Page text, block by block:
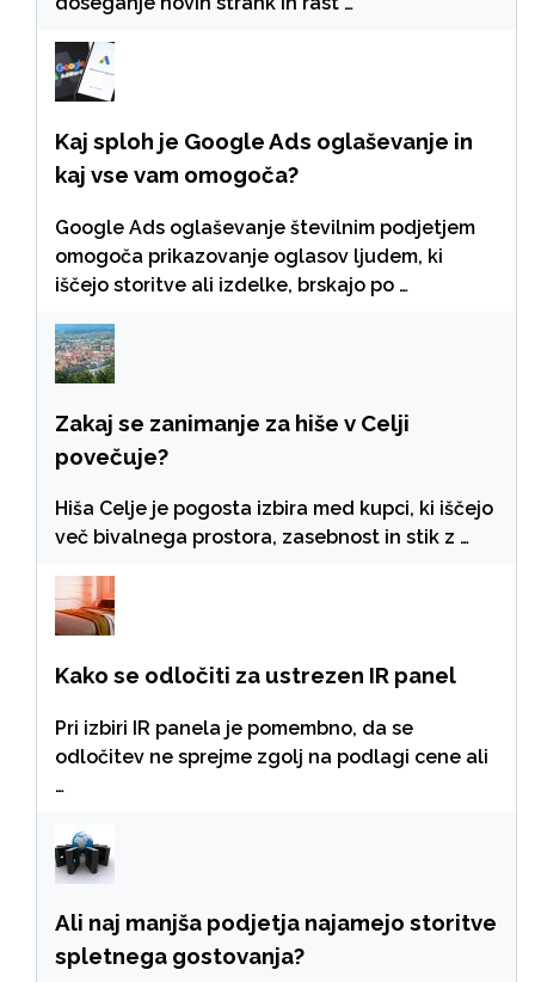
Kaj sploh je Google Ads oglaševanje in
kaj vse vam omogoča?
Google Ads oglaševanje številnim podjetjem
omogoča prikazovanje oglasov ljudem, ki
iščejo storitve ali izdelke, brskajo po …
Zakaj se zanimanje za hiše v Celji
povečuje?
Hiša Celje je pogosta izbira med kupci, ki iščejo
več bivalnega prostora, zasebnost in stik z …
Kako se odločiti za ustrezen IR panel
Pri izbiri IR panela je pomembno, da se
odločitev ne sprejme zgolj na podlagi cene ali
…
Ali naj manjša podjetja najamejo storitve
spletnega gostovanja?